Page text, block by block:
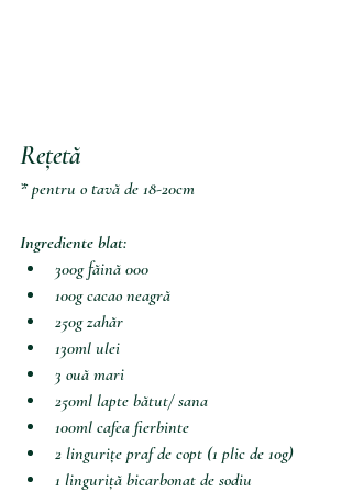
Rețetă
* pentru o tavă de 18-20cm
Ingrediente blat:
300g făină 000
100g cacao neagră
250g zahăr
130ml ulei
3 ouă mari
250ml lapte bătut/ sana
100ml cafea fierbinte
2 lingurițe praf de copt (1 plic de 10g)
1 linguriță bicarbonat de sodiu